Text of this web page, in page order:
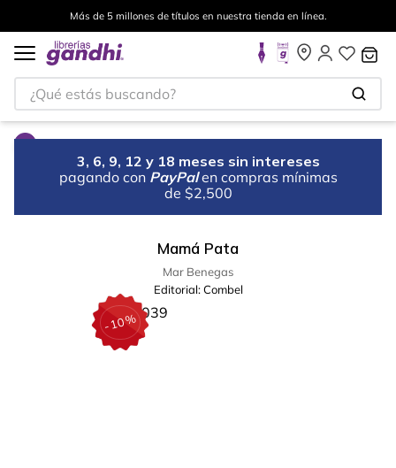
Más de 5 millones de títulos en nuestra tienda en línea.
¿Qué estás buscando?
3, 6, 9, 12 y 18 meses sin intereses
pagando con PayPal en compras mínimas
de $2,500
Mamá Pata
Mar Benegas
Editorial: Combel
-10%